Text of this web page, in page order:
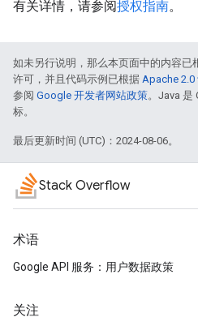
有关详情，请参阅授权指南。
如未另行说明，那么本页面中的内容已
许可，并且代码示例已根据 Apache 2.0
参阅 Google 开发者网站政策。Java 是
标。
最后更新时间 (UTC)：2024-08-06。
Stack Overflow
术语
Google API 服务：用户数据政策
关注